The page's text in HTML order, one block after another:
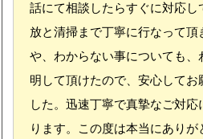
話にて相談したらすぐに対応
放と清掃まで丁寧に行なって
や、わからない事についても、
明して頂けたので、安心してお
した。迅速丁寧で真摯なご対
ります。この度は本当にありが